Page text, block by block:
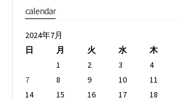
calendar
2024年7月
日
月 火 水 木
1
2 3 4
7
8 9 10 11
14
15 16 17 18